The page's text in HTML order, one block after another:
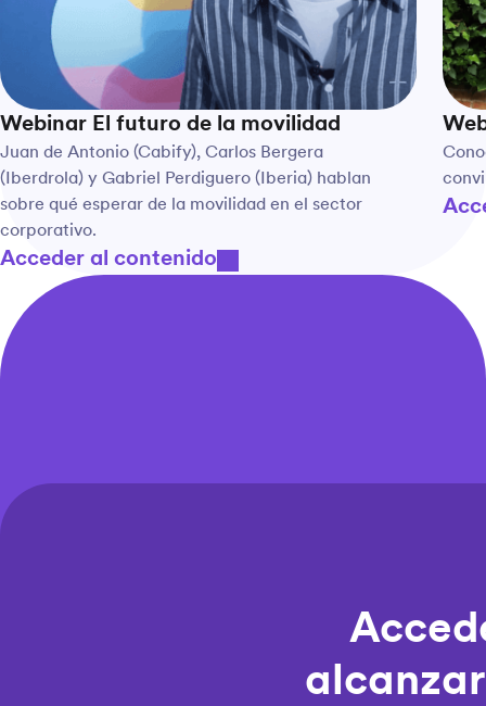
Webinar El futuro de la movilidad
Juan de Antonio (Cabify), Carlos Bergera
(Iberdrola) y Gabriel Perdiguero (Iberia) hablan
sobre qué esperar de la movilidad en el sector
corporativo.
Acceder al contenido